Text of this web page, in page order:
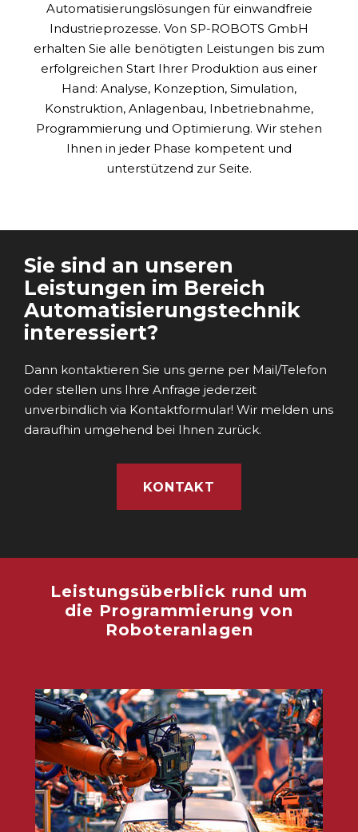
Automatisierungslösungen für einwandfreie
Industrieprozesse. Von SP-ROBOTS GmbH
erhalten Sie alle benötigten Leistungen bis zum
erfolgreichen Start Ihrer Produktion aus einer
Hand: Analyse, Konzeption, Simulation,
Konstruktion, Anlagenbau, Inbetriebnahme,
Programmierung und Optimierung. Wir stehen
Ihnen in jeder Phase kompetent und
unterstützend zur Seite.
Sie sind an unseren
Leistungen im Bereich
Automatisierungstechnik
interessiert?
Dann kontaktieren Sie uns gerne per Mail/Telefon
oder stellen uns Ihre Anfrage jederzeit
unverbindlich via Kontaktformular! Wir melden uns
daraufhin umgehend bei Ihnen zurück.
KONTAKT
Leistungsüberblick rund um
die Programmierung von
Roboteranlagen